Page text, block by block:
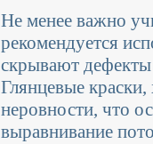
Не менее важно
рекомендуется
скрывают
Глянцевые
неровности, что
выравнивание